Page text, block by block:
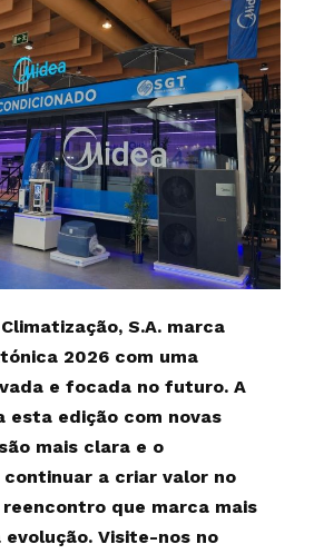
S.A. marca
2026 com uma
e focada no futuro. A
esta edição com novas
mais clara e o
continuar a criar valor no
que marca mais
evolução. Visite-nos no